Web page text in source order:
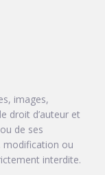
images,
droit d’auteur et
de ses
modification ou
interdite.